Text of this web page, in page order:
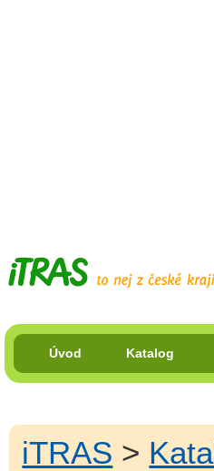
Úvod Katalog
iTRAS >